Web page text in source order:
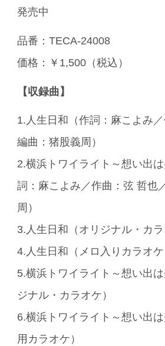
発売中
品番：TECA-24008
価格：￥1,500（税込）
【収録曲】
1.人生日和（作詞：麻こよみ
編曲：猪股義周）
2.横浜トワイライト～想い出
詞：麻こよみ／作曲：弦 哲也
周）
3.人生日和（オリジナル・カラ
4.人生日和（メロ入りカラオケ
5.横浜トワイライト～想い出
ジナル・カラオケ）
6.横浜トワイライト～想い出
用カラオケ）